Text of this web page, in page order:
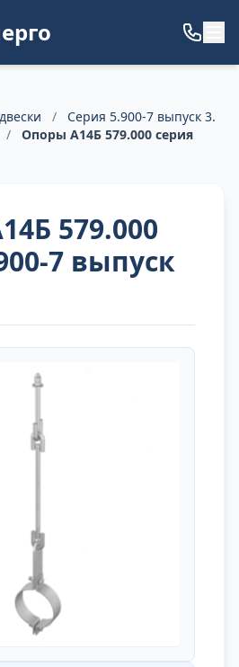
/
Серия 5.900-7 выпуск 3.
/
Опоры А14Б 579.000 серия
579.000
7 выпуск